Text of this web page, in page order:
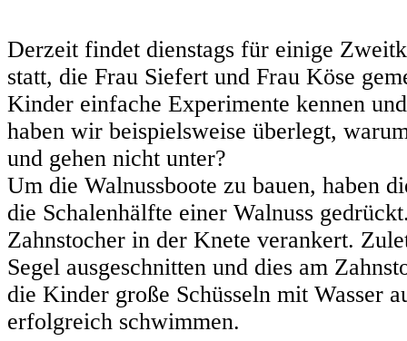
Derzeit findet dienstags für einige
statt, die Frau Siefert und Frau Köse
Kinder einfache Experimente kennen
haben wir beispielsweise überlegt,
und gehen nicht unter?
Um die Walnussboote zu bauen, haben
die Schalenhälfte einer Walnuss
Zahnstocher in der Knete verankert.
Segel ausgeschnitten und dies am
die Kinder große Schüsseln mit Wasser
erfolgreich schwimmen.